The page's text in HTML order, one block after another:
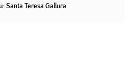
Santa Teresa Gallura